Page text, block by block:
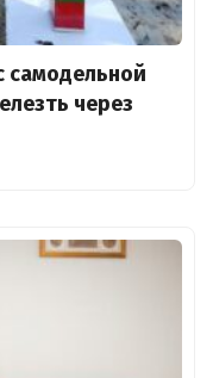
самодельной
через